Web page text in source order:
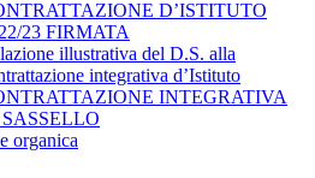
D’ISTITUTO
23 FIRMATA
illustrativa del D.S. alla
integrativa d’Istituto
INTEGRATIVA
organica